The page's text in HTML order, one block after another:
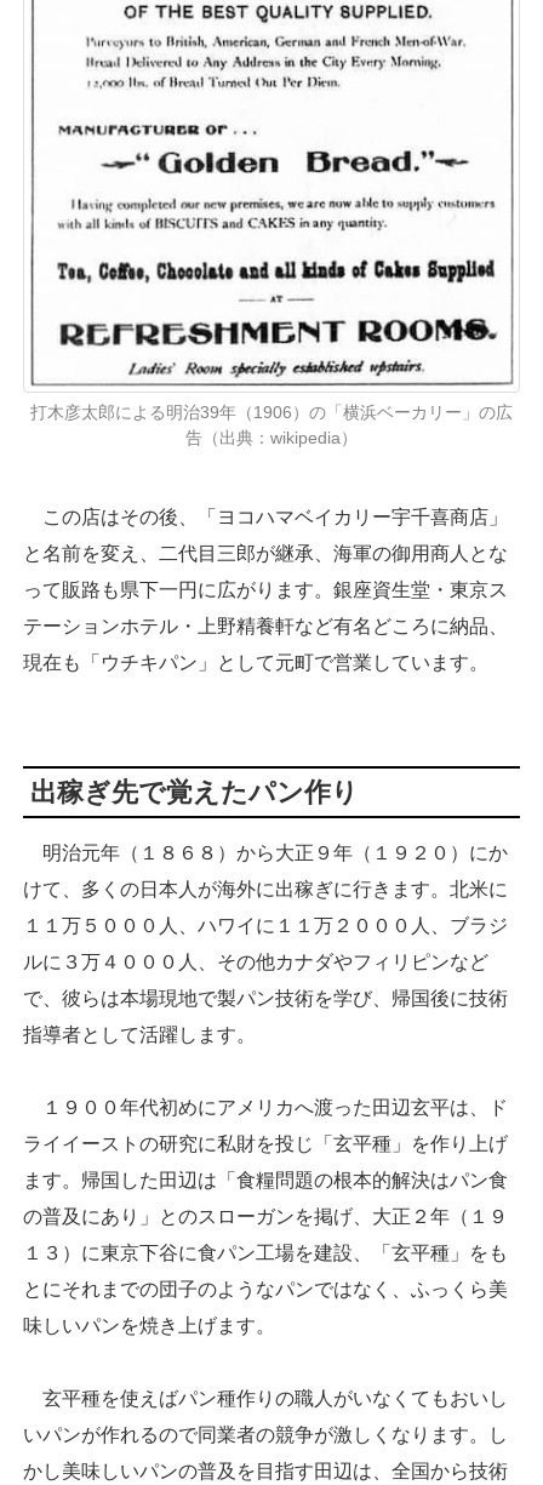
打木彦太郎による明治39年（1906）の「横浜ベーカリー」の広
告（出典：wikipedia）
この店はその後、「ヨコハマベイカリー宇千喜商店」
と名前を変え、二代目三郎が継承、海軍の御用商人とな
って販路も県下一円に広がります。銀座資生堂・東京ス
テーションホテル・上野精養軒など有名どころに納品、
現在も「ウチキパン」として元町で営業しています。
出稼ぎ先で覚えたパン作り
明治元年（１８６８）から大正９年（１９２０）にか
けて、多くの日本人が海外に出稼ぎに行きます。北米に
１１万５０００人、ハワイに１１万２０００人、ブラジ
ルに３万４０００人、その他カナダやフィリピンなど
で、彼らは本場現地で製パン技術を学び、帰国後に技術
指導者として活躍します。
１９００年代初めにアメリカへ渡った田辺玄平は、ド
ライイーストの研究に私財を投じ「玄平種」を作り上げ
ます。帰国した田辺は「食糧問題の根本的解決はパン食
の普及にあり」とのスローガンを掲げ、大正２年（１９
１３）に東京下谷に食パン工場を建設、「玄平種」をも
とにそれまでの団子のようなパンではなく、ふっくら美
味しいパンを焼き上げます。
玄平種を使えばパン種作りの職人がいなくてもおいし
いパンが作れるので同業者の競争が激しくなります。し
かし美味しいパンの普及を目指す田辺は、全国から技術